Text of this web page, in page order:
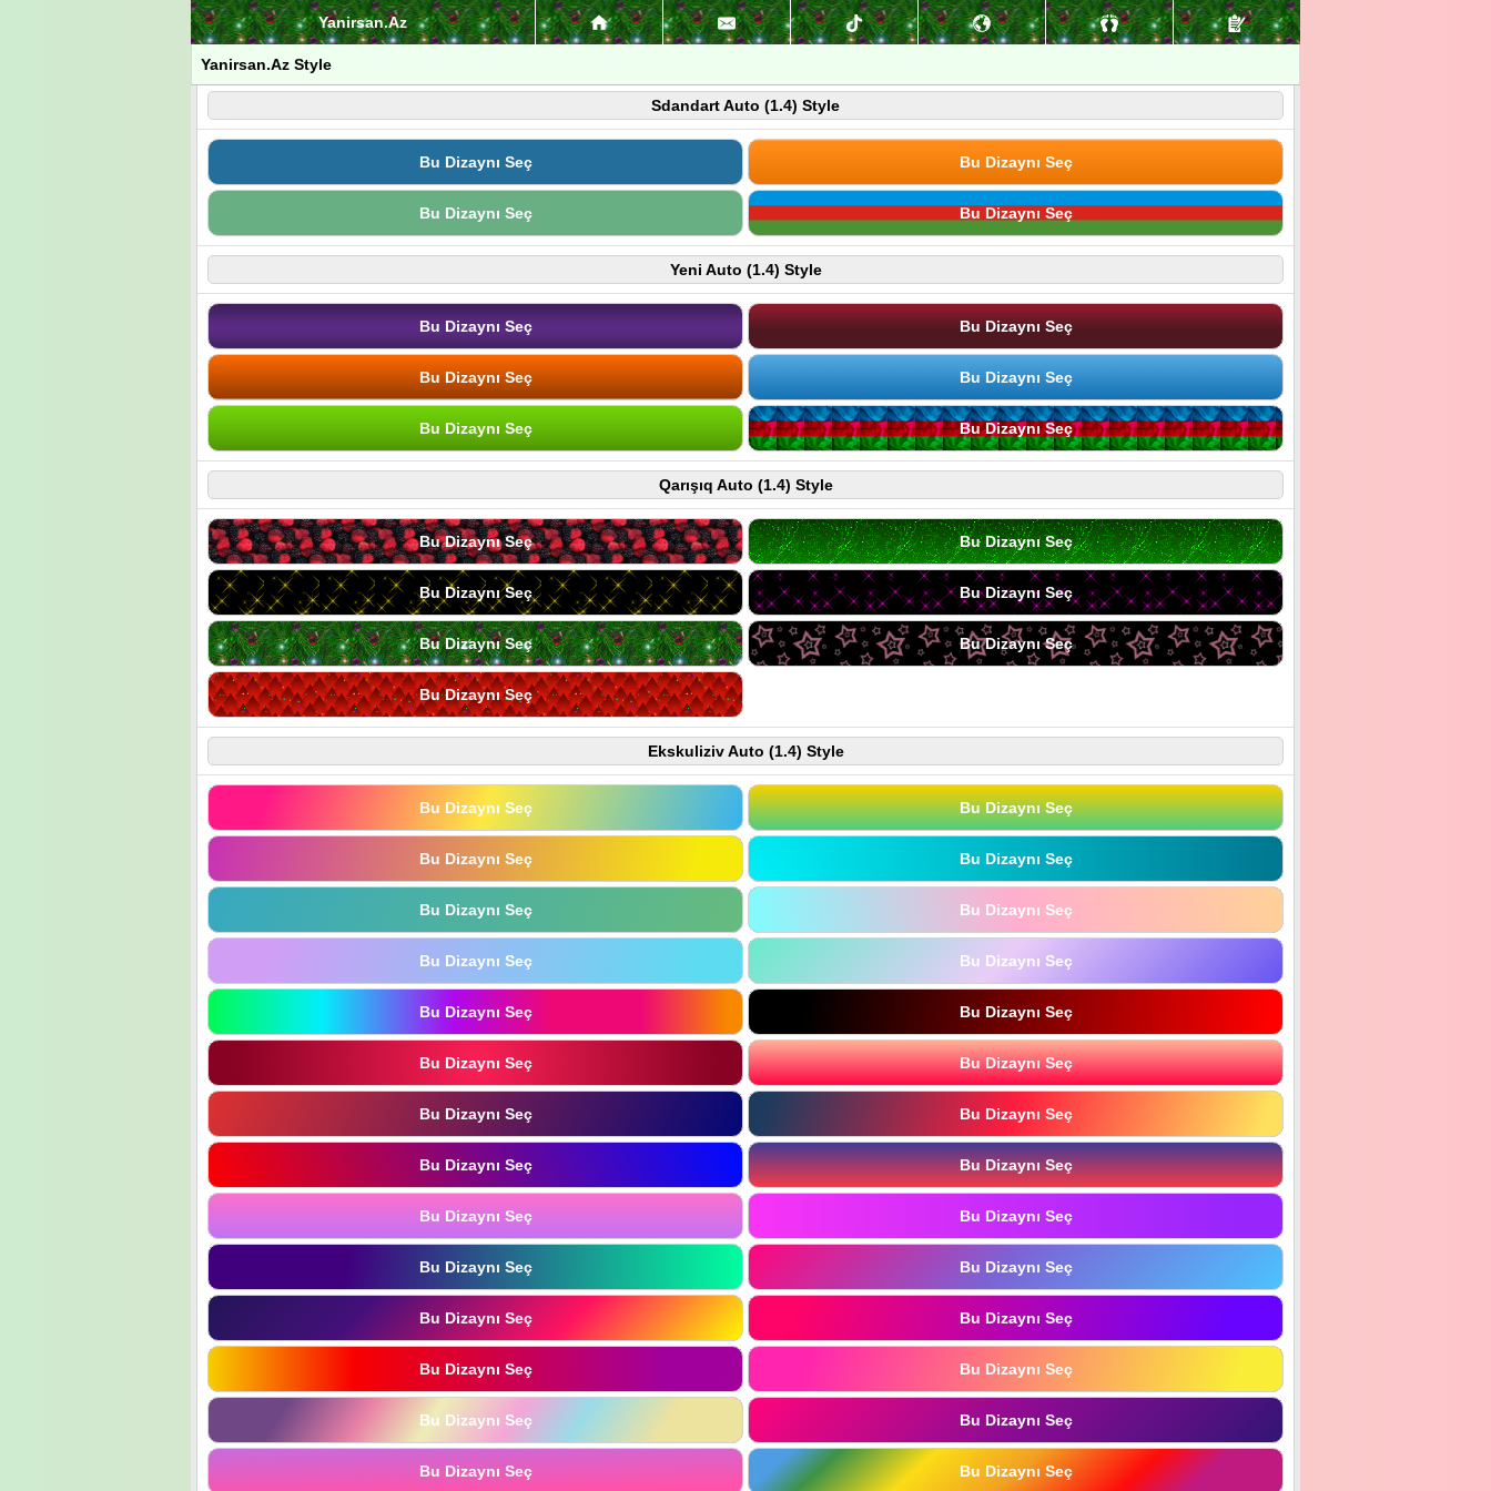
Yanirsan.Az
Yanirsan.Az Style
Sdandart Auto (1.4) Style
Bu Dizaynı Seç Bu Dizaynı Seç
Bu Dizaynı Seç Bu Dizaynı Seç
Yeni Auto (1.4) Style
Bu Dizaynı Seç Bu Dizaynı Seç
Bu Dizaynı Seç Bu Dizaynı Seç
Bu Dizaynı Seç Bu Dizaynı Seç
Qarışıq Auto (1.4) Style
Bu Dizaynı Seç Bu Dizaynı Seç
Bu Dizaynı Seç Bu Dizaynı Seç
Bu Dizaynı Seç Bu Dizaynı Seç
Bu Dizaynı Seç
Ekskuliziv Auto (1.4) Style
Bu Dizaynı Seç Bu Dizaynı Seç
Bu Dizaynı Seç Bu Dizaynı Seç
Bu Dizaynı Seç Bu Dizaynı Seç
Bu Dizaynı Seç Bu Dizaynı Seç
Bu Dizaynı Seç Bu Dizaynı Seç
Bu Dizaynı Seç Bu Dizaynı Seç
Bu Dizaynı Seç Bu Dizaynı Seç
Bu Dizaynı Seç Bu Dizaynı Seç
Bu Dizaynı Seç Bu Dizaynı Seç
Bu Dizaynı Seç Bu Dizaynı Seç
Bu Dizaynı Seç Bu Dizaynı Seç
Bu Dizaynı Seç Bu Dizaynı Seç
Bu Dizaynı Seç Bu Dizaynı Seç
Bu Dizaynı Seç Bu Dizaynı Seç